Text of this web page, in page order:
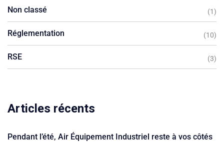
Non classé (1)
Réglementation (10)
RSE (3)
Articles récents
Pendant l’été, Air Équipement Industriel reste à vos côtés